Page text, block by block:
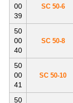
00
39
SC 50-6
50
00
40
SC 50-8
50
00
41
SC 50-10
50